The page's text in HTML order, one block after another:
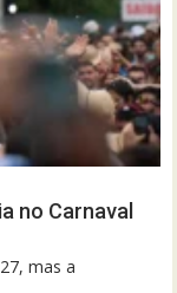
no Carnaval
mas a